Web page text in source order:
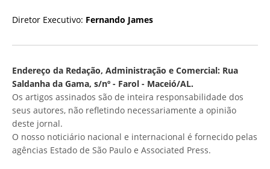
Diretor Executivo: Fernando James
Endereço da Redação, Administração e Comercial: Rua
Saldanha da Gama, s/nº - Farol - Maceió/AL.
Os artigos assinados são de inteira responsabilidade dos
seus autores, não refletindo necessariamente a opinião
deste jornal.
O nosso noticiário nacional e internacional é fornecido pelas
agências Estado de São Paulo e Associated Press.